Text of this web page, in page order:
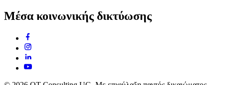
Μέσα κοινωνικής δικτύωσης